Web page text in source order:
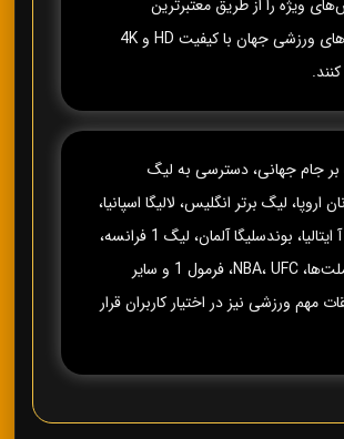
ویژه را از طریق معتبرترین
شبکه‌های ورزشی جهان با کیفیت HD و 4K
بر جام جهانی، دسترسی به لیگ
اروپا، لیگ برتر انگلیس، لالیگا اسپانیا،
سری آ ایتالیا، بوندسلیگا آلمان، لیگ 1 فرانسه،
جام ملت‌ها، NBA، UFC، فرمول 1 و سایر
مهم ورزشی نیز در اختیار کاربران قرار